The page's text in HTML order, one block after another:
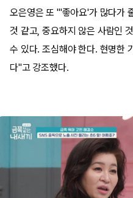
오은영은 또 "'좋아요'가 많다가
것 같고, 중요하지 않은 사람인
수 있다. 조심해야 한다. 현명한
다"고 강조했다.